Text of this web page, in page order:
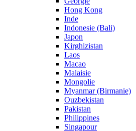
Hong Kong
Inde
Indonesie (Bali)
Japon
Kirghizistan
Laos
Macao
Malaisie
Mongolie
Myanmar (Birmanie)
Ouzbekistan
Pakistan
Philippines
Singapour